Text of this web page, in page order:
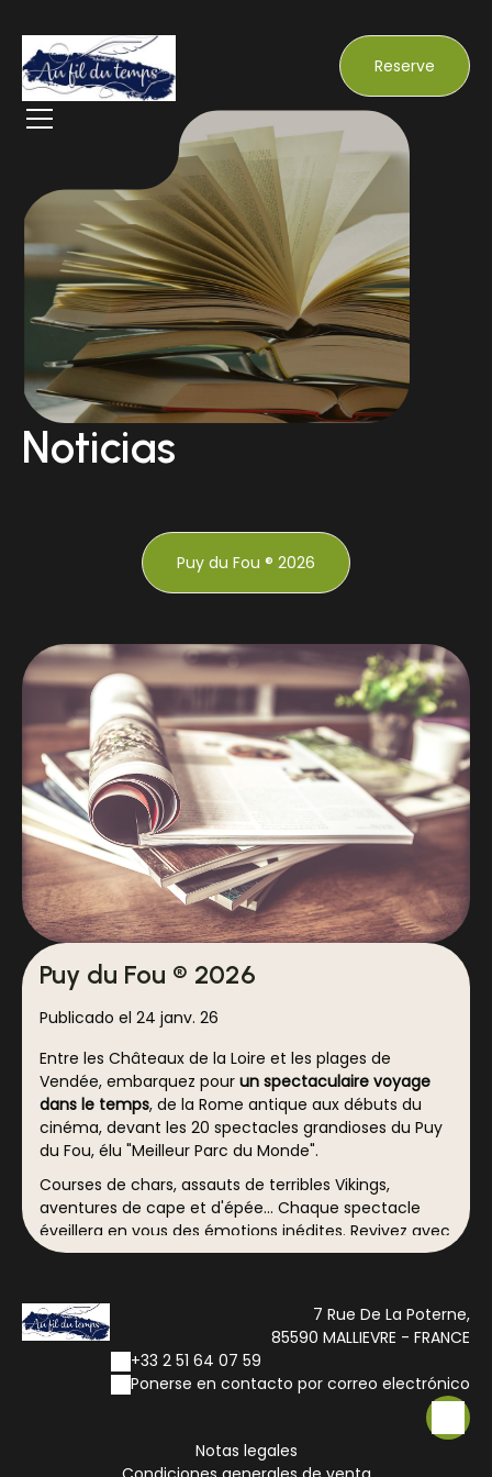
Reserve
Noticias
Puy du Fou ® 2026
Puy du Fou ® 2026
Publicado el 24 janv. 26
Entre les Châteaux de la Loire et les plages de
Vendée, embarquez pour un spectaculaire voyage
dans le temps, de la Rome antique aux débuts du
cinéma, devant les 20 spectacles grandioses du Puy
du Fou, élu "Meilleur Parc du Monde".
Courses de chars, assauts de terribles Vikings,
aventures de cape et d'épée... Chaque spectacle
éveillera en vous des émotions inédites. Revivez avec
passion ces superproductions devenues mythiques
L'Épée du Roi Arthur (2025)
: dans une mise en scène
épique repoussant les limites du spectaculaire,
Tristan devra affronter les épreuves les plus
périlleuses pour libérer les célèbres chevaliers de la
, ouvert
exceptionnellement du 19 décembre au 3 janvier*.
7 Rue De La Poterne,
85590 MALLIEVRE - FRANCE
+33 2 51 64 07 59
Ponerse en contacto por correo electrónico
Notas legales